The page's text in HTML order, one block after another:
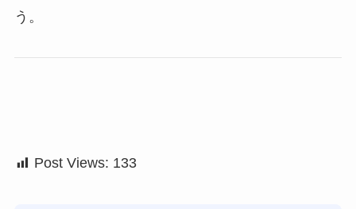
う。
Post Views: 133